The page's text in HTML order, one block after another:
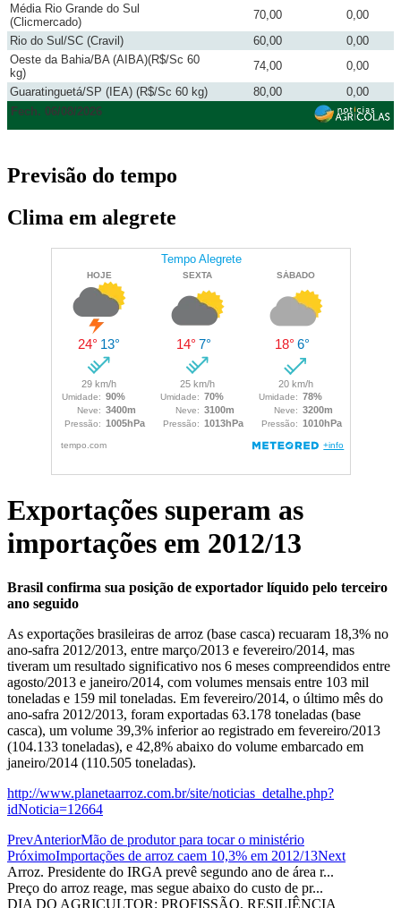
Média Rio Grande do Sul
(Clicmercado)
70,00
0,00
Rio do Sul/SC (Cravil)
60,00
0,00
Oeste da Bahia/BA (AIBA)(R$/Sc 60
kg)
74,00
0,00
Guaratinguetá/SP (IEA) (R$/Sc 60 kg)
80,00
0,00
Fech. 06/08/2026
Previsão do tempo
Clima em alegrete
Exportações superam as
importações em 2012/13
Brasil confirma sua posição de exportador líquido pelo terceiro
ano seguido
As exportações brasileiras de arroz (base casca) recuaram 18,3% no
ano-safra 2012/2013, entre março/2013 e fevereiro/2014, mas
tiveram um resultado significativo nos 6 meses compreendidos entre
agosto/2013 e janeiro/2014, com volumes mensais entre 103 mil
toneladas e 159 mil toneladas. Em fevereiro/2014, o último mês do
ano-safra 2012/2013, foram exportadas 63.178 toneladas (base
casca), um volume 39,3% inferior ao registrado em fevereiro/2013
(104.133 toneladas), e 42,8% abaixo do volume embarcado em
janeiro/2014 (110.505 toneladas).
http://www.planetaarroz.com.br/site/noticias_detalhe.php?
idNoticia=12664
PrevAnteriorMão de produtor para tocar o ministério
PróximoImportações de arroz caem 10,3% em 2012/13Next
Arroz. Presidente do IRGA prevê segundo ano de área r...
Preço do arroz reage, mas segue abaixo do custo de pr...
DIA DO AGRICULTOR: PROFISSÃO, RESILIÊNCIA